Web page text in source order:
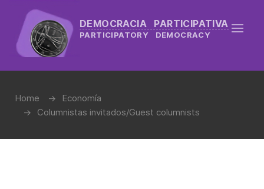
DEMOCRACIA PARTICIPATIVA
PARTICIPATORY DEMOCRACY
Home
Economía
Columnistas invitados/Guest columnists